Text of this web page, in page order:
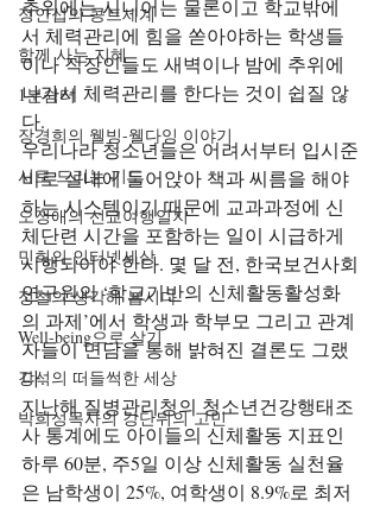
정안섭의 콩트세계
함께 사는 지혜
1분쉼터
장경희의 웰빙-웰다잉 이야기
시로 드리는 기도
오정애의 선교여행일지
민희의 인터넷세상
정철의 생각해 봅시다
Well-being으로 살기
강석의 떠들썩한 세상
박희성목사의 강단뒤의 고민
추위에는 시니어는 물론이고 학교밖에
서 체력관리에 힘을 쏟아야하는 학생들
이나 직장인들도 새벽이나 밤에 추위에
나가서 체력관리를 한다는 것이 쉽질 않
다.
우리나라 청소년들은 어려서부터 입시준
비로 실내에 들어앉아 책과 씨름을 해야
하는 시스템이기 때문에 교과과정에 신
체단련 시간을 포함하는 일이 시급하게
시행되어야 한다. 몇 달 전, 한국보건사회
연구원의 ‘학교기반의 신체활동활성화
의 과제’에서 학생과 학부모 그리고 관계
자들이 면담을 통해 밝혀진 결론도 그랬
다.
지난해 질병관리청의 청소년건강행태조
사 통계에도 아이들의 신체활동 지표인
하루 60분, 주5일 이상 신체활동 실천율
은 남학생이 25%, 여학생이 8.9%로 최저